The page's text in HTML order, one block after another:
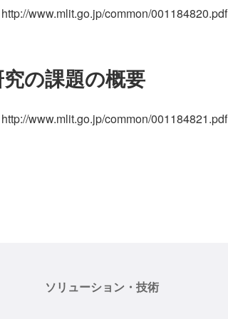
http://www.mlit.go.jp/common/001184820.pdf
の課題の概要
http://www.mlit.go.jp/common/001184821.pdf
ソリューション・技術